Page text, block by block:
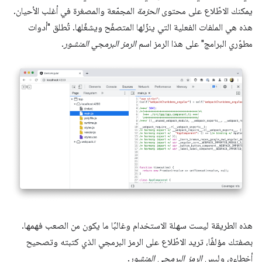
يمكنك الاطّلاع على محتوىالحزمة المجمّعة والمصغرة في أغلب الأحيان.
هذه هي الملفات الفعلية التي ينزّلها المتصفّح ويشغّلها. تُطلق "أدوات
مطوّري البرامج" على هذا الرمز اسمالرمز البرمجي المنشور .
هذه الطريقة ليست سهلة الاستخدام وغالبًا ما يكون من الصعب فهمها.
بصفتك مؤلفًا، تريد الاطّلاع على الرمز البرمجي الذي كتبته وتصحيح
أخطاءه، وليسالرمز البرمجي المنشور .